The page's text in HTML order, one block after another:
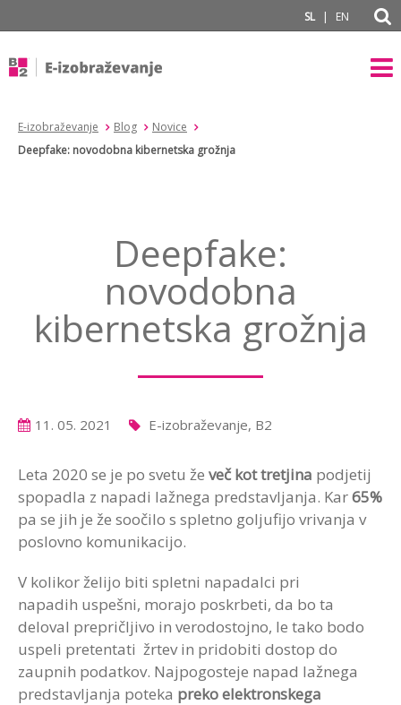
SL | EN
E-izobraževanje Blog
Novice
Deepfake: novodobna kibernetska grožnja
Deepfake:
novodobna
kibernetska grožnja
11. 05. 2021 E-izobraževanje, B2
Leta 2020 se je po svetu že več kot tretjina podjetij
spopadla z napadi lažnega predstavljanja. Kar65%
pa se jih je že soočilo s spletno goljufijo vrivanja v
poslovno komunikacijo.
V kolikor želijo biti spletni napadalci pri
napadih uspešni, morajo poskrbeti, da bo ta
deloval prepričljivo in verodostojno, le tako bodo
uspeli pretentati žrtev in pridobiti dostop do
zaupnih podatkov. Najpogosteje napad lažnega
predstavljanja poteka preko elektronskega